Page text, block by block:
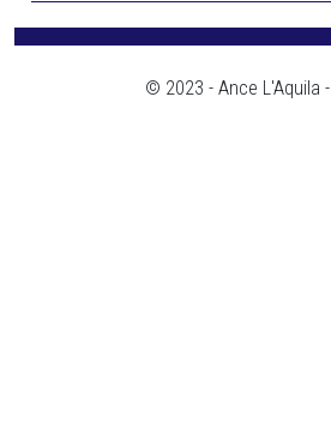
© 2023 - Ance L'Aquila -